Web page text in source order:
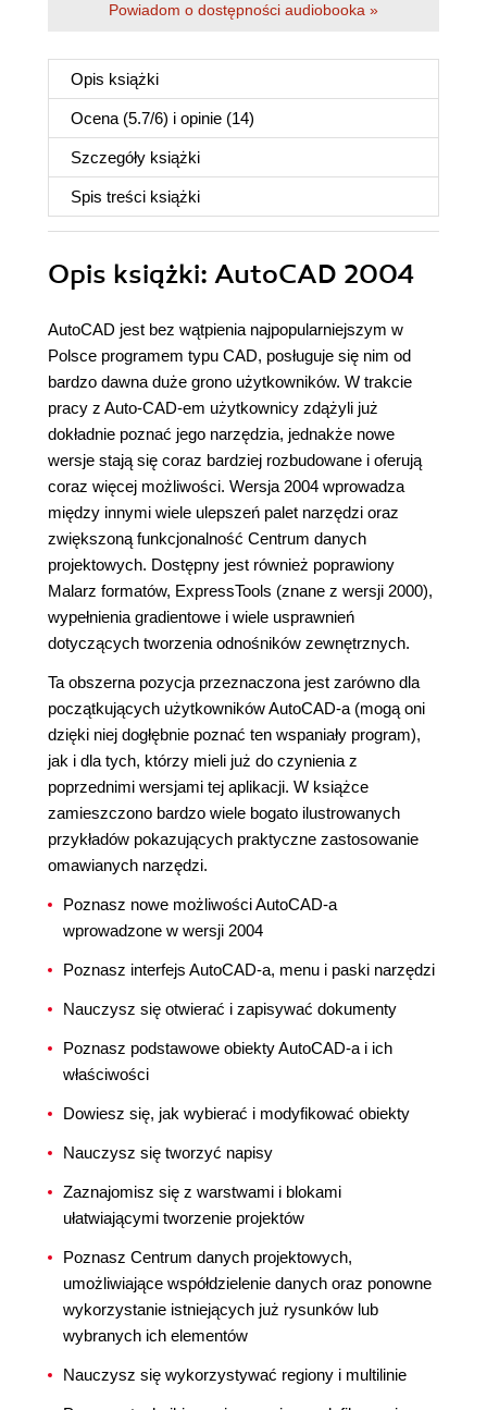
Powiadom o dostępności audiobooka »
Opis książki
Ocena (5.7/6) i opinie (14)
Szczegóły książki
Spis treści książki
Opis książki: AutoCAD 2004
AutoCAD jest bez wątpienia najpopularniejszym w
Polsce programem typu CAD, posługuje się nim od
bardzo dawna duże grono użytkowników. W trakcie
pracy z Auto-CAD-em użytkownicy zdążyli już
dokładnie poznać jego narzędzia, jednakże nowe
wersje stają się coraz bardziej rozbudowane i oferują
coraz więcej możliwości. Wersja 2004 wprowadza
między innymi wiele ulepszeń palet narzędzi oraz
zwiększoną funkcjonalność Centrum danych
projektowych. Dostępny jest również poprawiony
Malarz formatów, ExpressTools (znane z wersji 2000),
wypełnienia gradientowe i wiele usprawnień
dotyczących tworzenia odnośników zewnętrznych.
Ta obszerna pozycja przeznaczona jest zarówno dla
początkujących użytkowników AutoCAD-a (mogą oni
dzięki niej dogłębnie poznać ten wspaniały program),
jak i dla tych, którzy mieli już do czynienia z
poprzednimi wersjami tej aplikacji. W książce
zamieszczono bardzo wiele bogato ilustrowanych
przykładów pokazujących praktyczne zastosowanie
omawianych narzędzi.
Poznasz nowe możliwości AutoCAD-a
wprowadzone w wersji 2004
Poznasz interfejs AutoCAD-a, menu i paski narzędzi
Nauczysz się otwierać i zapisywać dokumenty
Poznasz podstawowe obiekty AutoCAD-a i ich
właściwości
Dowiesz się, jak wybierać i modyfikować obiekty
Nauczysz się tworzyć napisy
Zaznajomisz się z warstwami i blokami
ułatwiającymi tworzenie projektów
Poznasz Centrum danych projektowych,
umożliwiające współdzielenie danych oraz ponowne
wykorzystanie istniejących już rysunków lub
wybranych ich elementów
Nauczysz się wykorzystywać regiony i multilinie